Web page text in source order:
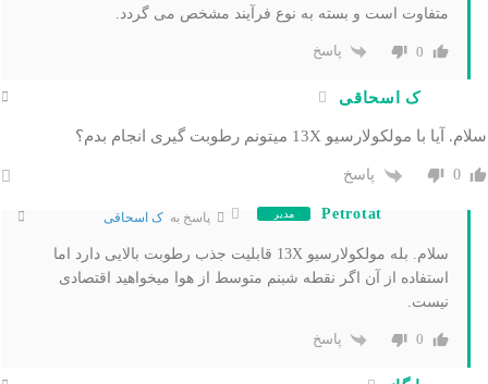
متفاوت است و بسته به نوع فرآیند مشخص می گردد.
0 پاسخ
ک اسحاقی
سلام. آیا با مولکولارسیو 13X میتونم رطوبت گیری انجام بدم؟
0 پاسخ
Petrotat مدیر پاسخ به ک اسحاقی
سلام. بله مولکولارسیو 13X قابلیت جذب رطوبت بالایی دارد اما
استفاده از آن اگر نقطه شبنم متوسط از هوا میخواهید اقتصادی
نیست.
0 پاسخ